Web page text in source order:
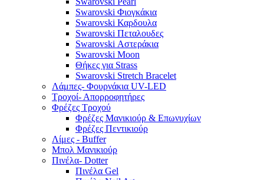
Swarovski Φιογκάκια
Swarovski Καρδουλα
Swarovski Πεταλουδες
Swarovski Αστεράκια
Swarovski Moon
Θήκες για Strass
Swarovski Stretch Bracelet
Λάμπες- Φουρνάκια UV-LED
Τροχοί- Απορροφητήρες
Φρέζες Τροχού
Φρέζες Μανικιούρ & Επωνυχίων
Φρέζες Πεντικιούρ
Λίμες - Buffer
Μπολ Μανικιούρ
Πινέλα- Dotter
Πινέλα Gel